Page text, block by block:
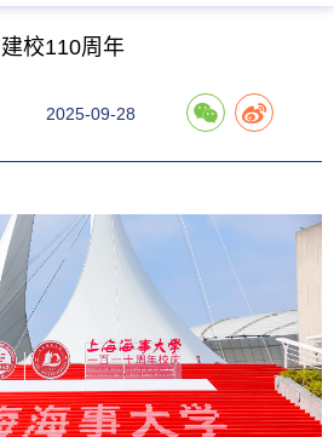
建校110周年
2025-09-28